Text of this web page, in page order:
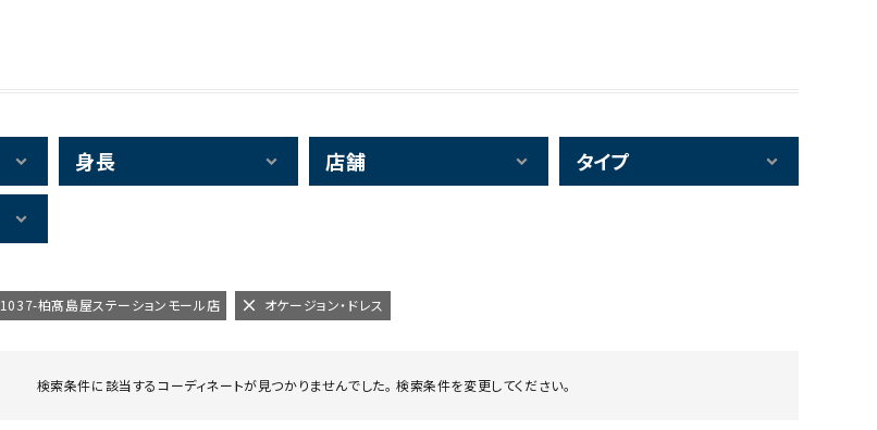
身長 店舗 タイプ
1037-柏髙島屋ステーションモール店 オケージョン・ドレス
検索条件に該当するコーディネートが見つかりませんでした。 検索条件を変更してください。